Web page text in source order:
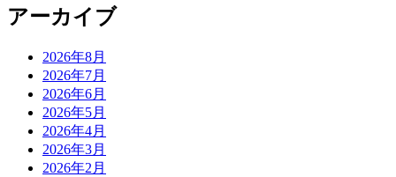
アーカイブ
2026年8月
2026年7月
2026年6月
2026年5月
2026年4月
2026年3月
2026年2月